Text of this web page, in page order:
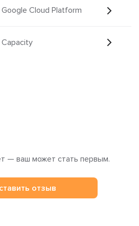
Cloud Platform
— ваш может стать первым.
отзыв